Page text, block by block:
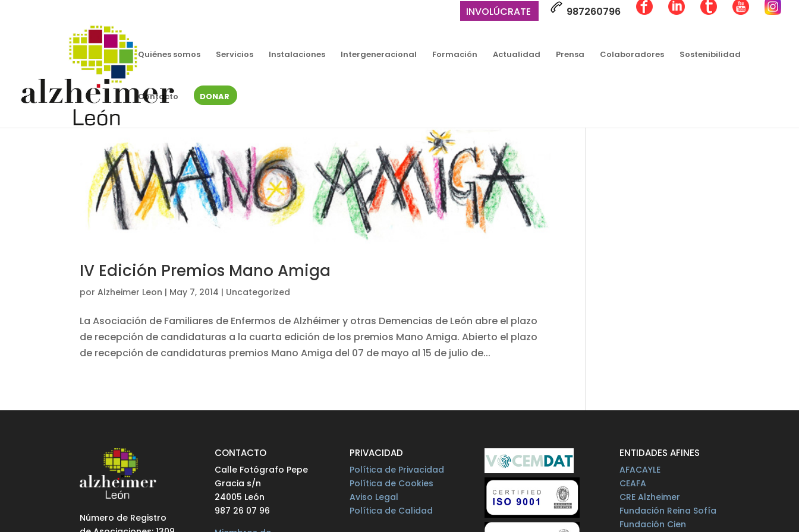
INVOLÚCRATE 987260796
Quiénes somos Servicios Instalaciones Intergeneracional Formación Actualidad Prensa Colaboradores Sostenibilidad
Contacto DONAR
IV Edición Premios Mano Amiga
porAlzheimer Leon | May 7, 2014 | Uncategorized
La Asociación de Familiares de Enfermos de Alzhéimer y otras Demencias de León abre el plazo
de recepción de candidaturas a la cuarta edición de los premios Mano Amiga. Abierto el plazo
de recepción de candidaturas premios Mano Amiga del 07 de mayo al 15 de julio de...
Número de Registro
CONTACTO
Calle Fotógrafo Pepe
Gracia s/n
24005 León
987 26 07 96
PRIVACIDAD
Política de Privacidad
Política de Cookies
Aviso Legal
Política de Calidad
ENTIDADES AFINES
AFACAYLE
CEAFA
CRE Alzheimer
Fundación Reina Sofía
Fundación Cien